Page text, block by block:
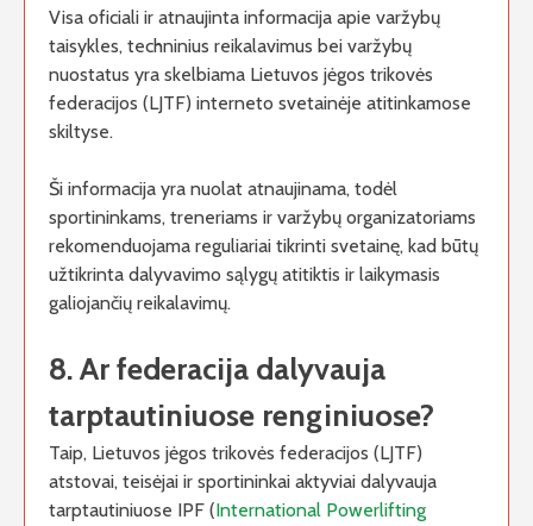
Visa oficiali ir atnaujinta informacija apie varžybų
taisykles, techninius reikalavimus bei varžybų
nuostatus yra skelbiama Lietuvos jėgos trikovės
federacijos (LJTF) interneto svetainėje atitinkamose
skiltyse.
Ši informacija yra nuolat atnaujinama, todėl
sportininkams, treneriams ir varžybų organizatoriams
rekomenduojama reguliariai tikrinti svetainę, kad būtų
užtikrinta dalyvavimo sąlygų atitiktis ir laikymasis
galiojančių reikalavimų.
8. Ar federacija dalyvauja
tarptautiniuose renginiuose?
Taip, Lietuvos jėgos trikovės federacijos (LJTF)
atstovai, teisėjai ir sportininkai aktyviai dalyvauja
tarptautiniuose IPF (International Powerlifting